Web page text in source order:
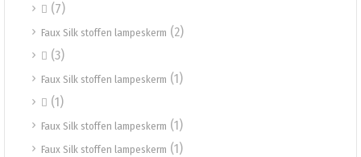
 (7)
Faux Silk stoffen lampeskerm (2)
 (3)
Faux Silk stoffen lampeskerm (1)
 (1)
Faux Silk stoffen lampeskerm (1)
Faux Silk stoffen lampeskerm (1)